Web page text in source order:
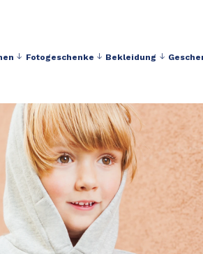
Fotogeschenke Bekleidung